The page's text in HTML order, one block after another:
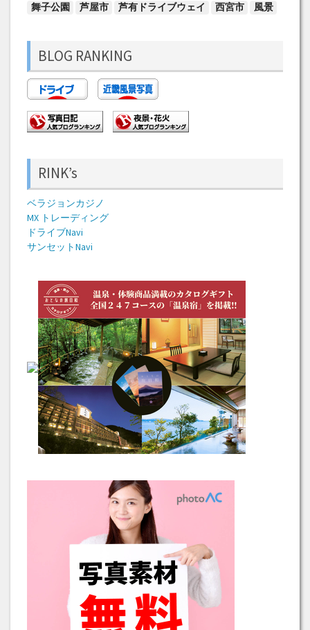
舞子公園 芦屋市 芦有ドライブウェイ 西宮市 風景
BLOG RANKING
RINK’s
ベラジョンカジノ
MX トレーディング
ドライブNavi
サンセットNavi